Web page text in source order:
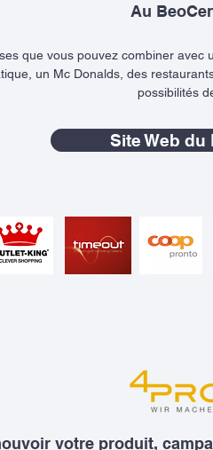
Au
que vous pouvez combiner
un Mc Donalds, des
possibilités
Site Web du
votre produit,